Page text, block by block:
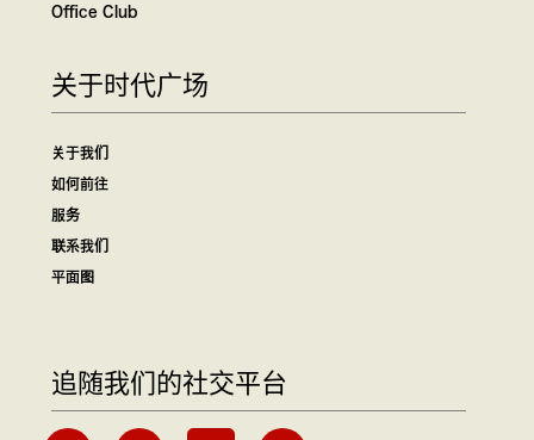
Office Club
关于时代广场
关于我们
如何前往
服务
联系我们
平面图
追随我们的社交平台